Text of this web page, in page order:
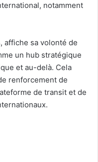
notamment
affiche sa volonté de
un hub stratégique
et au-delà. Cela
renforcement de
de transit et de